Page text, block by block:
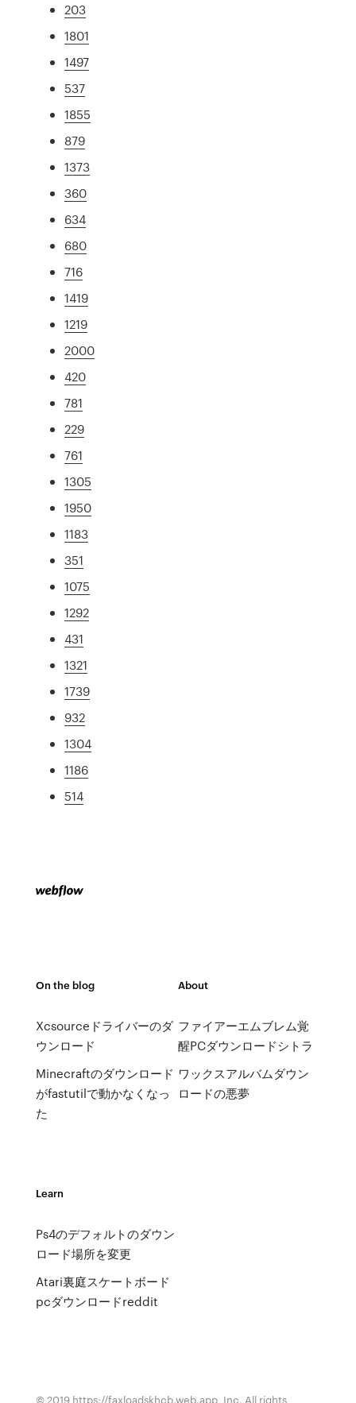
203
1801
1497
537
1855
879
1373
360
634
680
716
1419
1219
2000
420
781
229
761
1305
1950
1183
351
1075
1292
431
1321
1739
932
1304
1186
514
On the blog
Xcsourceドライバーのダ
ウンロード
Minecraftのダウンロード
がfastutilで動かなくなっ
た
About
ファイアーエムブレム覚
醒PCダウンロードシトラ
ワックスアルバムダウン
ロードの悪夢
Learn
Ps4のデフォルトのダウン
ロード場所を変更
Atari裏庭スケートボード
pcダウンロードreddit
© 2019 https://faxloadskhcb.web.app, Inc. All rights